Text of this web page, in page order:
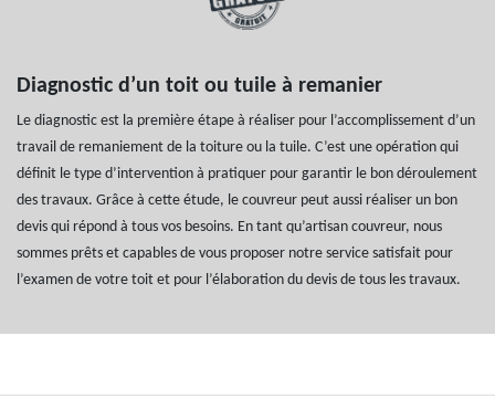
Diagnostic d’un toit ou tuile à remanier
Le diagnostic est la première étape à réaliser pour l’accomplissement d’un
travail de remaniement de la toiture ou la tuile. C’est une opération qui
définit le type d’intervention à pratiquer pour garantir le bon déroulement
des travaux. Grâce à cette étude, le couvreur peut aussi réaliser un bon
devis qui répond à tous vos besoins. En tant qu’artisan couvreur, nous
sommes prêts et capables de vous proposer notre service satisfait pour
l’examen de votre toit et pour l’élaboration du devis de tous les travaux.